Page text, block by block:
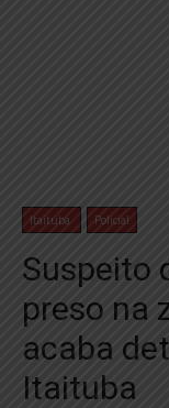
Itaituba Policial
Suspeito
preso na
acaba
Itaituba